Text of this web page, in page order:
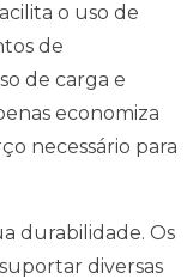
o uso de
de
de carga e
economiza
necessário para
durabilidade. Os
diversas